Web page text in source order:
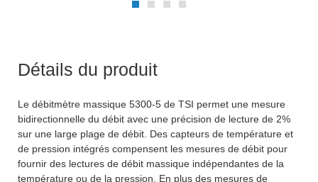
Détails du produit
Le débitmètre massique 5300-5 de TSI permet une mesure
bidirectionnelle du débit avec une précision de lecture de 2%
sur une large plage de débit. Des capteurs de température et
de pression intégrés compensent les mesures de débit pour
fournir des lectures de débit massique indépendantes de la
température ou de la pression. En plus des mesures de